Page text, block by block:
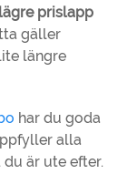
lägre prislapp
gäller
längre
har du goda
alla
är ute efter.